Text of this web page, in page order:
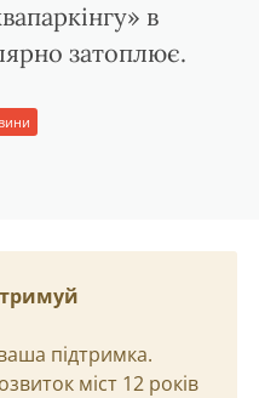
в
затоплює.
підтримка.
міст 12 років